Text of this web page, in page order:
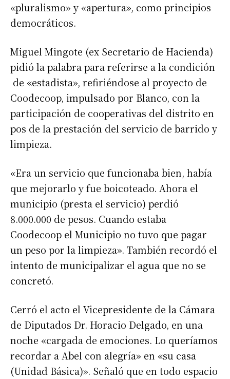
Suscribirme gratis
Nombre
Apellidos
Número de teléfono
«pluralismo» y «apertura», como principios
democráticos.
Miguel Mingote (ex Secretario de Hacienda)
pidió la palabra para referirse a la condición
de «estadista», refiriéndose al proyecto de
Coodecoop, impulsado por Blanco, con la
participación de cooperativas del distrito en
pos de la prestación del servicio de barrido y
limpieza.
«Era un servicio que funcionaba bien, había
que mejorarlo y fue boicoteado. Ahora el
municipio (presta el servicio) perdió
8.000.000 de pesos. Cuando estaba
Coodecoop el Municipio no tuvo que pagar
un peso por la limpieza». También recordó el
intento de municipalizar el agua que no se
concretó.
Cerró el acto el Vicepresidente de la Cámara
de Diputados Dr. Horacio Delgado, en una
noche «cargada de emociones. Lo queríamos
recordar a Abel con alegría» en «su casa
(Unidad Básica)». Señaló que en todo espacio